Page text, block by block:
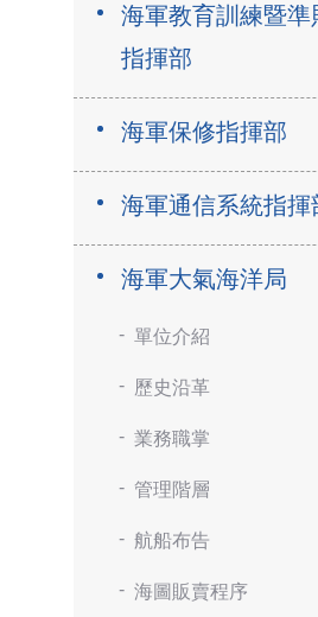
海軍教育訓練暨準
指揮部
海軍保修指揮部
海軍通信系統指揮
海軍大氣海洋局
單位介紹
歷史沿革
業務職掌
管理階層
航船布告
海圖販賣程序